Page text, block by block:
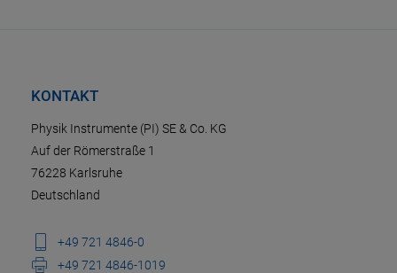
KONTAKT
Physik Instrumente (PI) SE & Co. KG
Auf der Römerstraße 1
76228 Karlsruhe
Deutschland
+49 721 4846-0
+49 721 4846-1019